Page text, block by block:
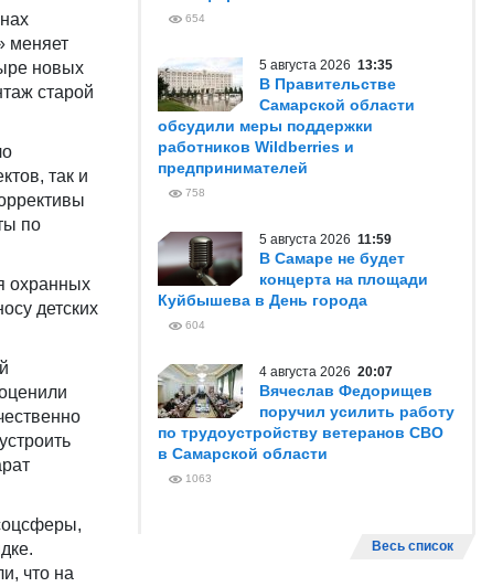
меняет
новых
старой
так и
по
охранных
детских
что на
654
5 августа 2026 13:35
В Правительстве
Самарской области
обсудили меры поддержки
работников Wildberries и
предпринимателей
758
5 августа 2026 11:59
В Самаре не будет
концерта на площади
Куйбышева в День города
604
4 августа 2026 20:07
Вячеслав Федорищев
поручил усилить работу
по трудоустройству ветеранов СВО
в Самарской области
1063
Весь список